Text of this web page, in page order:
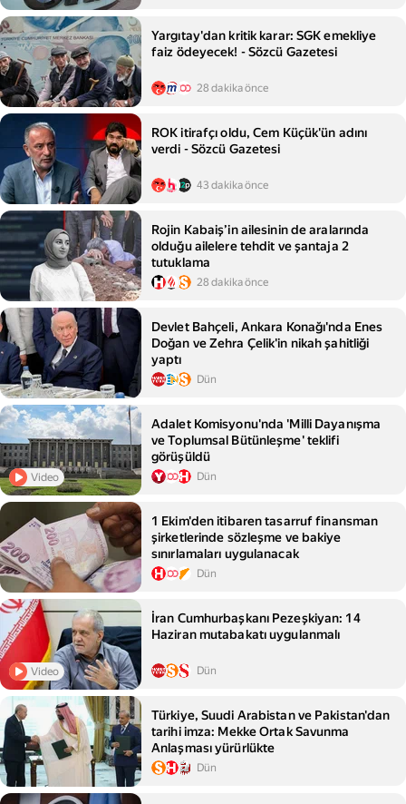
Yargıtay'dan kritik karar: SGK emekliye
faiz ödeyecek! - Sözcü Gazetesi
28 dakika önce
ROK itirafçı oldu, Cem Küçük'ün adını
verdi - Sözcü Gazetesi
43 dakika önce
Rojin Kabaiş’in ailesinin de aralarında
olduğu ailelere tehdit ve şantaja 2
tutuklama
28 dakika önce
Devlet Bahçeli, Ankara Konağı'nda Enes
Doğan ve Zehra Çelik'in nikah şahitliği
yaptı
Dün
Video
Adalet Komisyonu'nda 'Milli Dayanışma
ve Toplumsal Bütünleşme' teklifi
görüşüldü
Dün
1 Ekim'den itibaren tasarruf finansman
şirketlerinde sözleşme ve bakiye
sınırlamaları uygulanacak
Dün
Video
İran Cumhurbaşkanı Pezeşkiyan: 14
Haziran mutabakatı uygulanmalı
Dün
Türkiye, Suudi Arabistan ve Pakistan'dan
tarihi imza: Mekke Ortak Savunma
Anlaşması yürürlükte
Dün